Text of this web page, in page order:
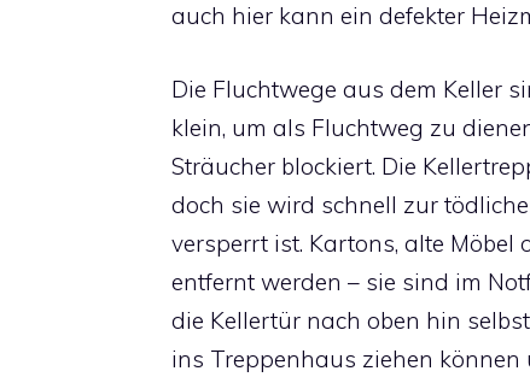
auch hier kann ein defekter
Die Fluchtwege aus dem Keller
klein, um als Fluchtweg zu
Sträucher blockiert. Die
doch sie wird schnell zur
versperrt ist. Kartons, alte
entfernt werden – sie sind im
die Kellertür nach oben hin
ins Treppenhaus ziehen können